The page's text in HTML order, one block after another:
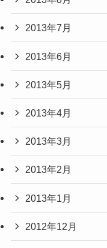
2013年7月
2013年6月
2013年5月
2013年4月
2013年3月
2013年2月
2013年1月
2012年12月